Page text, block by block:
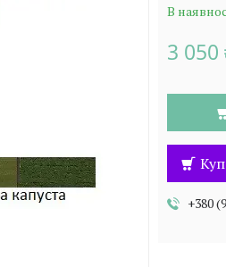
В
3 050
+380